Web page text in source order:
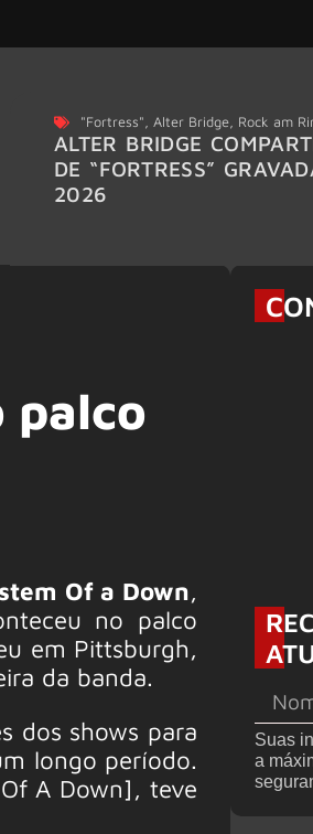
"Fortress",Alter Bridge, Rock am
ALTER BRIDGE
DE “FORTRESS”
2026
palco
Of a Down,
no palco
em Pittsburgh,
da banda.
dos shows para
longo período.
A Down], teve
Suas
a